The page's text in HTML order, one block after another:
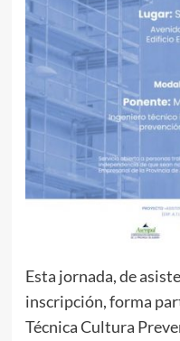
Esta jornada, de
inscripción, forma
Técnica Cultura